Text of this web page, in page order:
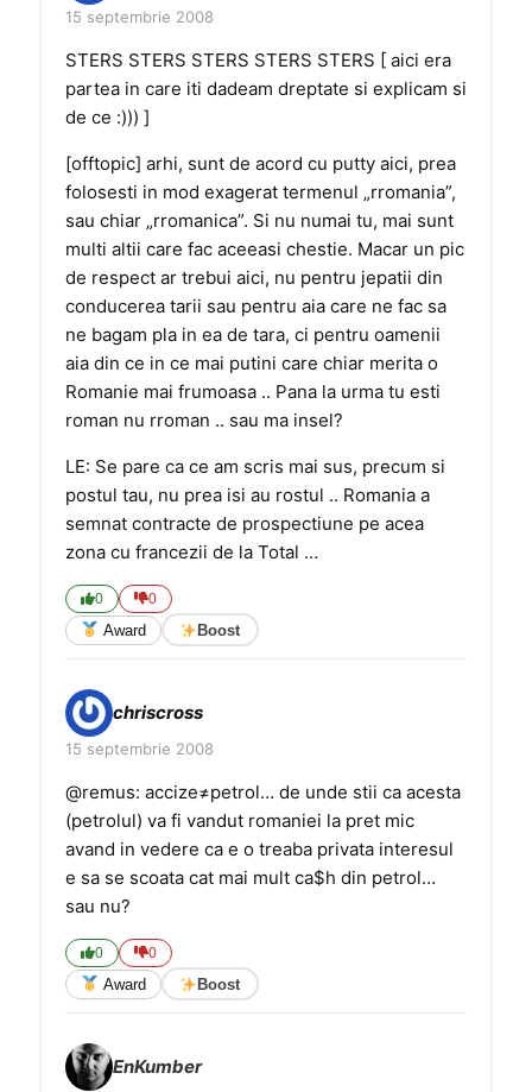
15 septembrie 2008
STERS STERS STERS STERS STERS [ aici era
partea in care iti dadeam dreptate si explicam si
de ce :))) ]
[offtopic] arhi, sunt de acord cu putty aici, prea
folosesti in mod exagerat termenul „rromania”,
sau chiar „rromanica”. Si nu numai tu, mai sunt
multi altii care fac aceeasi chestie. Macar un pic
de respect ar trebui aici, nu pentru jepatii din
conducerea tarii sau pentru aia care ne fac sa
ne bagam pla in ea de tara, ci pentru oamenii
aia din ce in ce mai putini care chiar merita o
Romanie mai frumoasa .. Pana la urma tu esti
roman nu rroman .. sau ma insel?
LE: Se pare ca ce am scris mai sus, precum si
postul tau, nu prea isi au rostul .. Romania a
semnat contracte de prospectiune pe acea
zona cu francezii de la Total …
0 0
Award Boost
chriscross
15 septembrie 2008
@remus: accize≠petrol… de unde stii ca acesta
(petrolul) va fi vandut romaniei la pret mic
avand in vedere ca e o treaba privata interesul
e sa se scoata cat mai mult ca$h din petrol…
sau nu?
0 0
Award Boost
EnKumber